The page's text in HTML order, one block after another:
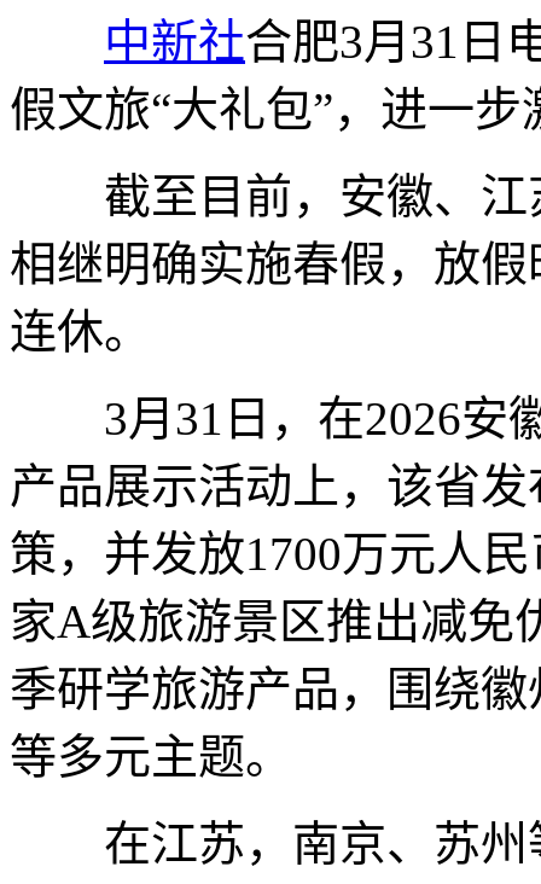
中新社合肥3月31日
假文旅“大礼包”，进一
截至目前，安徽、江
相继明确实施春假，放
连休。
3月31日，在2026安
产品展示活动上，该省
策，并发放1700万元人
家A级旅游景区推出减免
季研学旅游产品，围绕
等多元主题。
在江苏，南京、苏州